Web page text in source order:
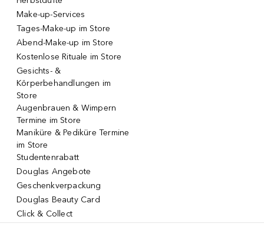
Make-up-Services
Tages-Make-up im Store
Abend-Make-up im Store
Kostenlose Rituale im Store
Gesichts- &
Körperbehandlungen im
Store
Augenbrauen & Wimpern
Termine im Store
Maniküre & Pediküre Termine
im Store
Studentenrabatt
Douglas Angebote
Geschenkverpackung
Douglas Beauty Card
Click & Collect